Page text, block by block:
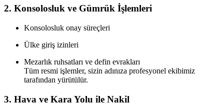
2. Konsolosluk ve Gümrük İşlemleri
Konsolosluk onay süreçleri
Ülke giriş izinleri
Mezarlık ruhsatları ve defin evrakları
Tüm resmi işlemler, sizin adınıza profesyonel ekibimiz
tarafından yürütülür.
3. Hava ve Kara Yolu ile Nakil